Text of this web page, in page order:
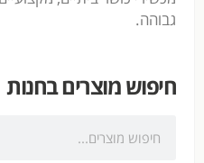
גבוהה.
חיפוש מוצרים בחנות